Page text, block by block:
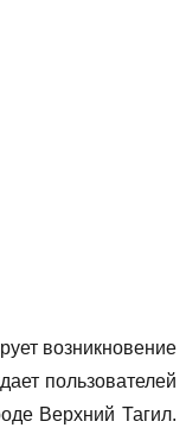
возникновение
пользователей
Верхний Тагил.